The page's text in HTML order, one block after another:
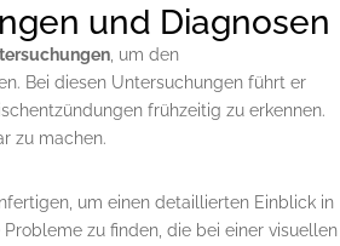
und Diagnosen
, um den
Bei diesen Untersuchungen führt er
frühzeitig zu erkennen.
zu machen.
um einen detaillierten Einblick in
zu finden, die bei einer visuellen